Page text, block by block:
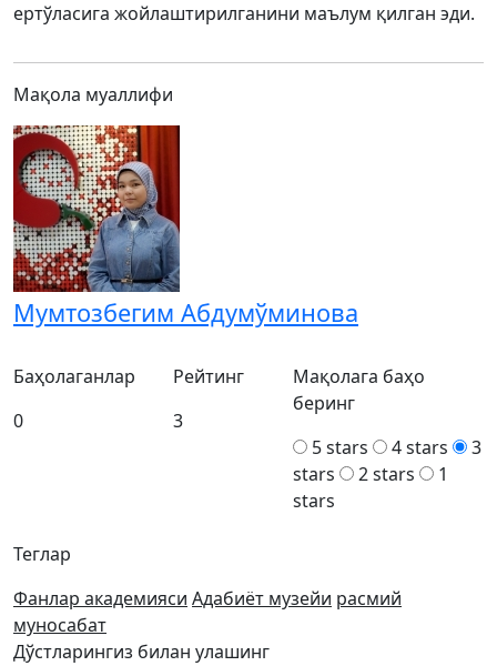
ертўласига жойлаштирилганини маълум қилган эди.
Мақола муаллифи
Мумтозбегим Абдумўминова
Теглар
Фанлар академияси Адабиёт музейи расмий
муносабат
Баҳолаганлар
0
Рейтинг
3
Мақолага баҳо
беринг
5 stars
4 stars
3
stars
2 stars
1
stars
Дўстларингиз билан улашинг